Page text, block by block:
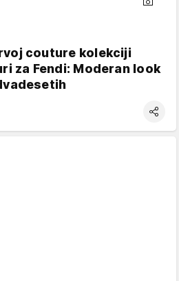
couture kolekciji
za Fendi: Moderan look